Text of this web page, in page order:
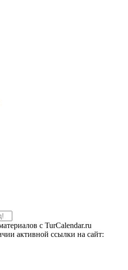
c TurCalendar.ru
активной ссылки на сайт: